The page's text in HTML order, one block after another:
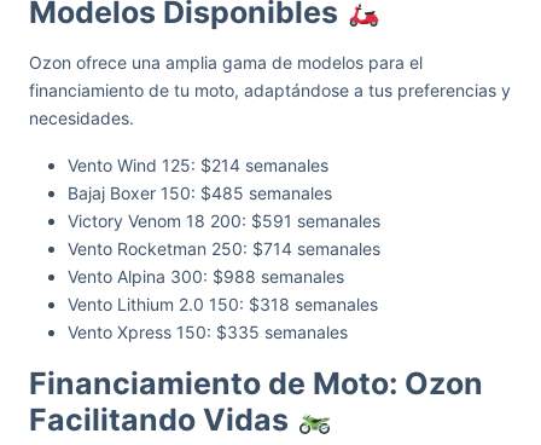
Modelos Disponibles
Ozon ofrece una amplia gama de modelos para el
financiamiento de tu moto, adaptándose a tus preferencias y
necesidades.
Vento Wind 125: $214 semanales
Bajaj Boxer 150: $485 semanales
Victory Venom 18 200: $591 semanales
Vento Rocketman 250: $714 semanales
Vento Alpina 300: $988 semanales
Vento Lithium 2.0 150: $318 semanales
Vento Xpress 150: $335 semanales
Financiamiento de Moto: Ozon
Facilitando Vidas